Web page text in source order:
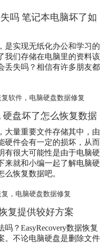
吗 笔记本电脑坏了如
是实现无纸化办公和学习的
我们存储在电脑里的资料该
丢失吗？相信有许多朋友都
软件， 电脑硬盘数据修复
盘坏了怎么恢复数据
大量重要文件存储其中，由
硬件会有一定的损坏，从而
有很大可能性是由于电脑硬
来就和小编一起了解电脑硬
恢复数据吧。
， 电脑硬盘数据修复
复提供较好方案
？EasyRecovery数据恢复
。不论电脑硬盘是删除文件